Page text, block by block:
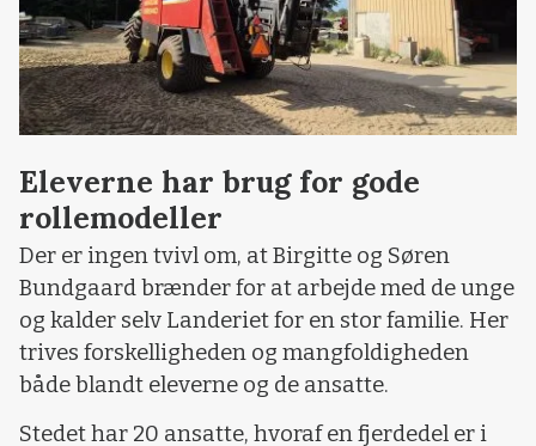
Eleverne har brug for gode
rollemodeller
Der er ingen tvivl om, at Birgitte og Søren
Bundgaard brænder for at arbejde med de unge
og kalder selv Landeriet for en stor familie. Her
trives forskelligheden og mangfoldigheden
både blandt eleverne og de ansatte.
Stedet har 20 ansatte, hvoraf en fjerdedel er i